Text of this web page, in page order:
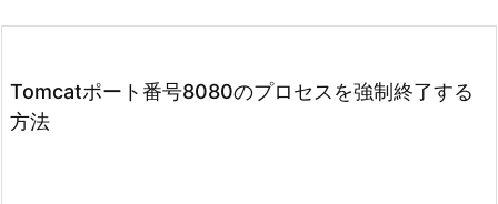
検索
Tomcatポート番号8080のプロセスを強制終了する
方法